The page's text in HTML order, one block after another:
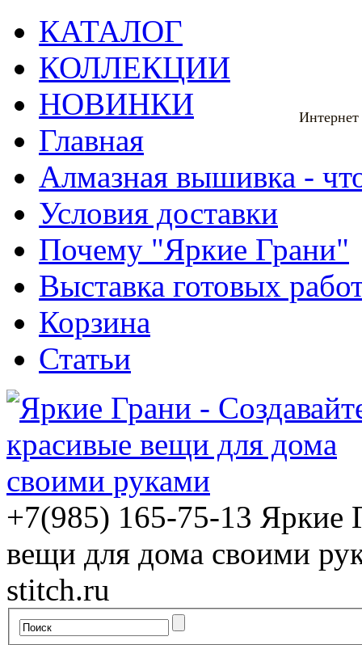
КАТАЛОГ
КОЛЛЕКЦИИ
НОВИНКИ
Главная
Алмазная вышивка -
Условия доставки
Почему "Яркие Грани"
Выставка готовых
Корзина
Статьи
+7(985) 165-75-13 Яркие
вещи для дома своими
stitch.ru